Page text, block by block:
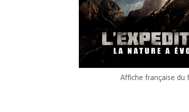
Affiche française du